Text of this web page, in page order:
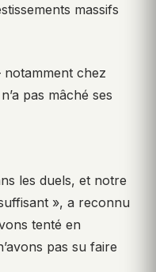
massifs
chez
pas mâché ses
les duels, et notre
», a reconnu
tenté en
pas su faire